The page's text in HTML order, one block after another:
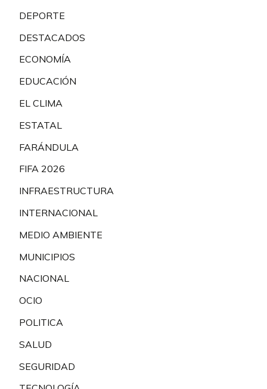
DEPORTE
DESTACADOS
ECONOMÍA
EDUCACIÓN
EL CLIMA
ESTATAL
FARÁNDULA
FIFA 2026
INFRAESTRUCTURA
INTERNACIONAL
MEDIO AMBIENTE
MUNICIPIOS
NACIONAL
OCIO
POLITICA
SALUD
SEGURIDAD